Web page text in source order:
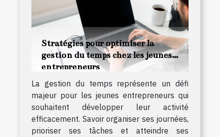
Stratégies pour optimiser la
gestion du temps chez les jeunes
entrepreneurs
La gestion du temps représente un défi
majeur pour les jeunes entrepreneurs qui
souhaitent développer leur activité
efficacement. Savoir organiser ses journées,
prioriser ses tâches et atteindre ses